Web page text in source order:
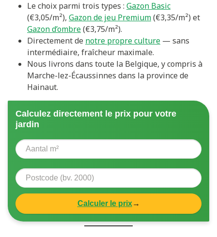
Le choix parmi trois types : Gazon Basic
(€3,05/m²), Gazon de jeu Premium(€3,35/m²) et
Gazon d’ombre(€3,75/m²).
Directement de notre propre culture — sans
intermédiaire, fraîcheur maximale.
Nous livrons dans toute la Belgique, y compris à
Marche-lez-Écaussinnes dans la province de
Hainaut.
Calculez directement le prix pour votre
jardin
Calculer le prix→